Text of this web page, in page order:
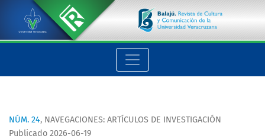
Temporalidades queer en el nuevo cine argentino. El caso de
NÚM. 24, NAVEGACIONES: ARTÍCULOS DE INVESTIGACIÓN
Publicado 2026-06-19